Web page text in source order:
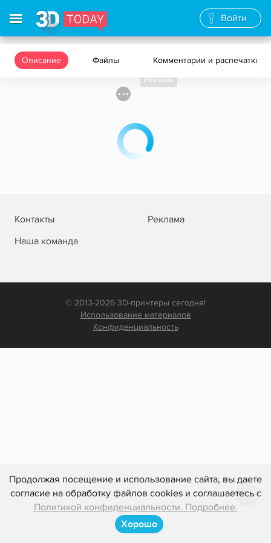
Продолжая посещение и использование сайта, вы даете
согласие на обработку файлов cookies и соглашаетесь с
Политикой конфиденциальности. Подробнее.
Хорошо
Войти
Описание Файлы Комментарии и распечатки
Реклама
Контакты
Реклама
Наша команда
© 2013-2026 3D-принтеры сегодня!
Использование материалов
Конфиденциальность